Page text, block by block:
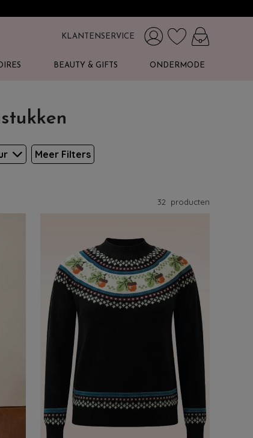
KLANTENSERVICE
BEAUTY & GIFTS ONDERMODE
Meer Filters
32 producten